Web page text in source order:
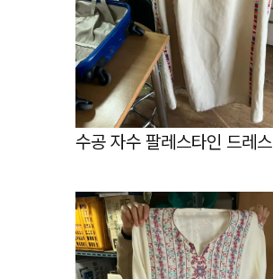
수공 자수 팔레스타인 드레스